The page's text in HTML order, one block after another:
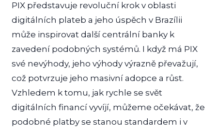
PIX představuje revoluční krok v oblasti
digitálních plateb a jeho úspěch v Brazílii
může inspirovat další centrální banky k
zavedení podobných systémů. I když má PIX
své nevýhody, jeho výhody výrazně převažují,
což potvrzuje jeho masivní adopce a růst.
Vzhledem k tomu, jak rychle se svět
digitálních financí vyvíjí, můžeme očekávat, že
podobné platby se stanou standardem i v